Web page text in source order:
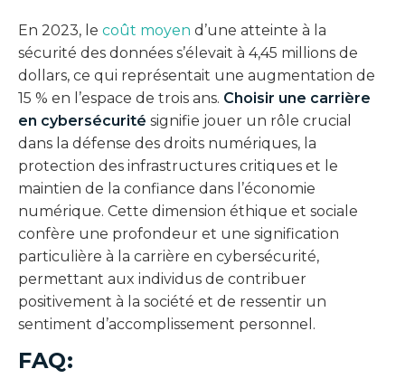
En 2023, le coût moyen d’une atteinte à la
sécurité des données s’élevait à 4,45 millions de
dollars, ce qui représentait une augmentation de
15 % en l’espace de trois ans. Choisir une carrière
en cybersécurité signifie jouer un rôle crucial
dans la défense des droits numériques, la
protection des infrastructures critiques et le
maintien de la confiance dans l’économie
numérique. Cette dimension éthique et sociale
confère une profondeur et une signification
particulière à la carrière en cybersécurité,
permettant aux individus de contribuer
positivement à la société et de ressentir un
sentiment d’accomplissement personnel.
FAQ: